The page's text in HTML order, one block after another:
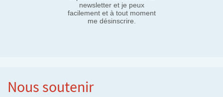
newsletter et je peux
facilement et à tout moment
me désinscrire.
Nous soutenir